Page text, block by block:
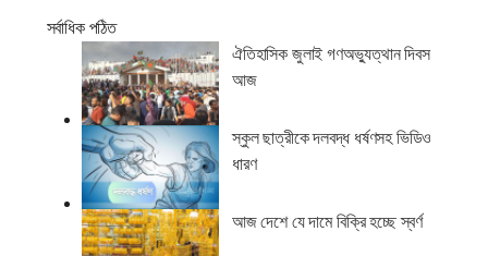
সর্বাধিক পঠিত
ঐতিহাসিক জুলাই গণঅভ্যুত্থান দিবস
আজ
স্কুল ছাত্রীকে দলবদ্ধ ধর্ষণসহ ভিডিও
ধারণ
আজ দেশে যে দামে বিক্রি হচ্ছে স্বর্ণ